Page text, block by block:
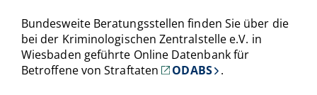
Bundesweite Beratungsstellen finden Sie über die
bei der Kriminologischen Zentralstelle e.V. in
Wiesbaden geführte Online Datenbank für
Betroffene von Straftaten
ODABS .